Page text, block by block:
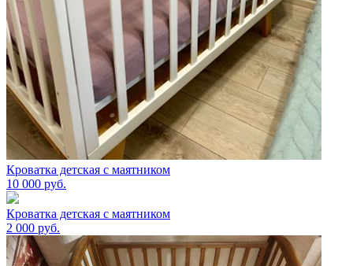
Кроватка детская с маятником
10 000 руб.
Кроватка детская с маятником
2 000 руб.